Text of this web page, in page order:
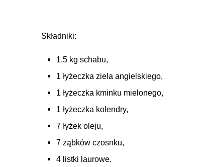
Składniki:
1,5 kg schabu,
1 łyżeczka ziela angielskiego,
1 łyżeczka kminku mielonego,
1 łyżeczka kolendry,
7 łyżek oleju,
7 ząbków czosnku,
4 listki laurowe.